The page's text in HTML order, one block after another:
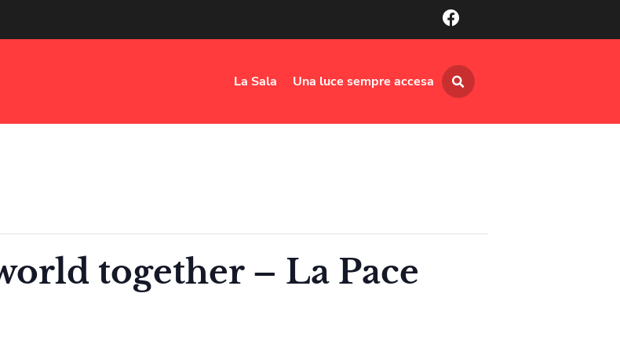
La Sala Una luce sempre accesa
together – La Pace